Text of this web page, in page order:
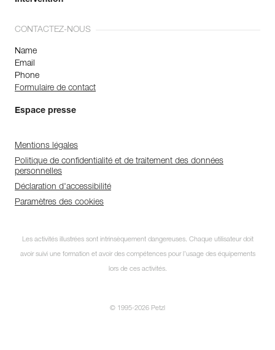
CONTACTEZ-NOUS
Name
Email
Phone
Formulaire de contact
Espace presse
Mentions légales
Politique de confidentialité et de traitement des données
personnelles
Déclaration d'accessibilité
Paramètres des cookies
Les activités illustrées sont intrinsèquement dangereuses. Chaque utilisateur doit
avoir suivi une formation et avoir des compétences pour l’usage des équipements
lors de ces activités.
© 1995-2026 Petzl